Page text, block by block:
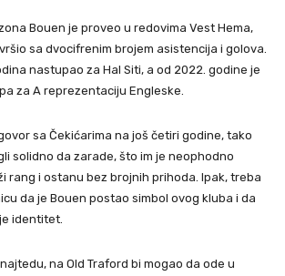
Bouen je proveo u redovima Vest Hema,
sa dvocifrenim brojem asistencija i golova.
nastupao za Hal Siti, a od 2022. godine je
za A reprezentaciju Engleske.
sa Čekićarima na još četiri godine, tako
solidno da zarade, što im je neophodno
rang i ostanu bez brojnih prihoda. Ipak, treba
da je Bouen postao simbol ovog kluba i da
identitet.
na Old Traford bi mogao da ode u